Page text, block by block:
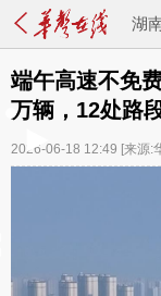
湖
端午高速不免
万辆，12处路
2026-06-18 12:49 [来源: